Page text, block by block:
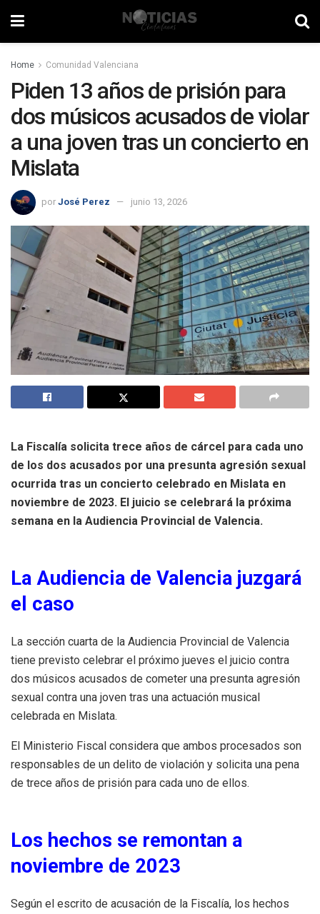
Home Comunidad Valenciana
Piden 13 años de prisión para
dos músicos acusados de violar
a una joven tras un concierto en
Mislata
por José Perez junio 13, 2026
La Fiscalía solicita trece años de cárcel para cada uno
de los dos acusados por una presunta agresión sexual
ocurrida tras un concierto celebrado en Mislata en
noviembre de 2023. El juicio se celebrará la próxima
semana en la Audiencia Provincial de Valencia.
La Audiencia de Valencia juzgará
el caso
La sección cuarta de la Audiencia Provincial de Valencia
tiene previsto celebrar el próximo jueves el juicio contra
dos músicos acusados de cometer una presunta agresión
sexual contra una joven tras una actuación musical
celebrada en Mislata.
El Ministerio Fiscal considera que ambos procesados son
responsables de un delito de violación y solicita una pena
de trece años de prisión para cada uno de ellos.
Los hechos se remontan a
noviembre de 2023
Según el escrito de acusación de la Fiscalía, los hechos